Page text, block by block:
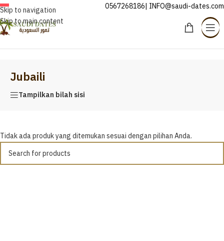
Skip to navigation
Skip to main content
INDONESIA 0567268186| INFO@saudi-dates.com
Beranda/Jubaili
Jubaili
Tampilkan bilah sisi
Tidak ada produk yang ditemukan sesuai dengan pilihan Anda.